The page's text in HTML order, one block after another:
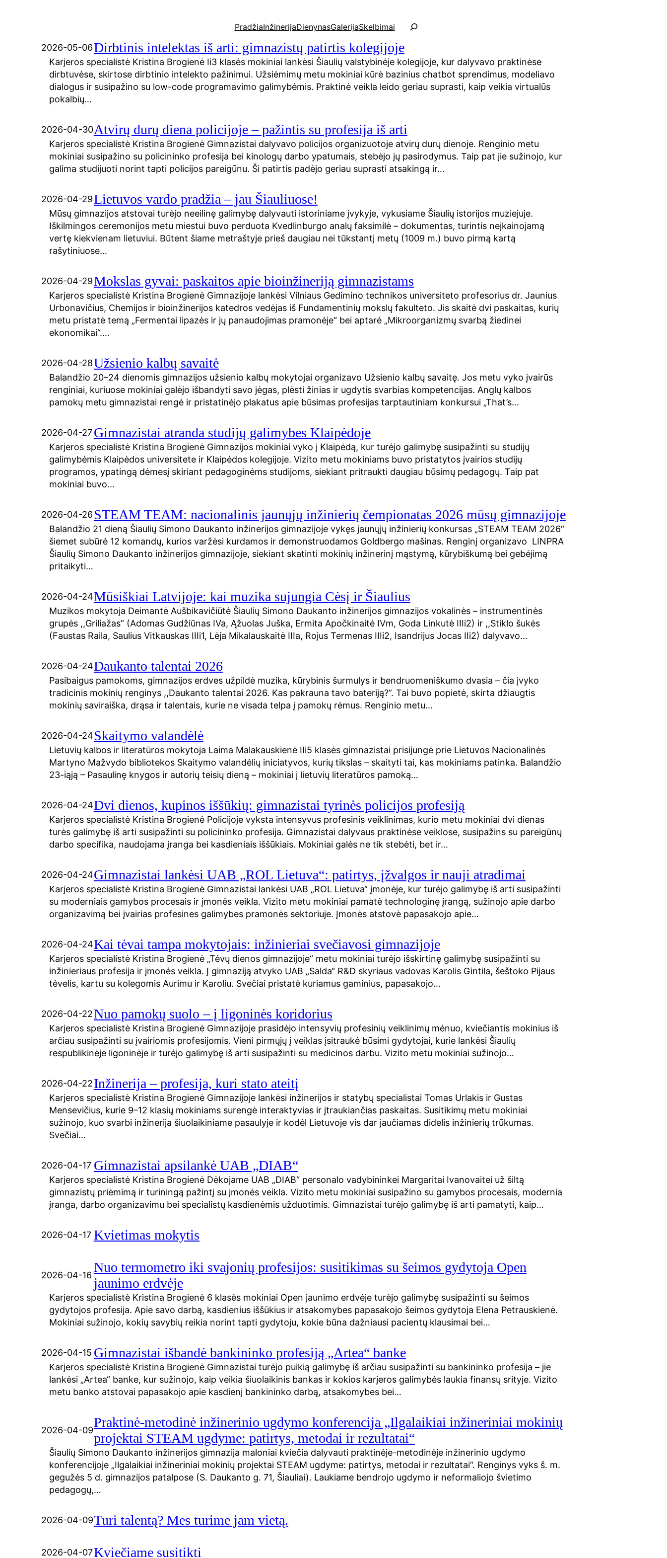
PradžiaInžinerijaDienynasGalerijaSkelbimai
a
i
e
2026-05-06Dirbtinis intelektas iš arti: gimnazistų patirtis kolegijoje
Karjeros specialistė Kristina Brogienė Ii3 klasės mokiniai lankėsi Šiaulių valstybinėje kolegijoje, kur dalyvavo praktinėse
dirbtuvėse, skirtose dirbtinio intelekto pažinimui. Užsiėmimų metu mokiniai kūrė bazinius chatbot sprendimus, modeliavo
dialogus ir susipažino su low-code programavimo galimybėmis. Praktinė veikla leido geriau suprasti, kaip veikia virtualūs
pokalbių…
2026-04-30Atvirų durų diena policijoje – pažintis su profesija iš arti
Karjeros specialistė Kristina Brogienė Gimnazistai dalyvavo policijos organizuotoje atvirų durų dienoje. Renginio metu
mokiniai susipažino su policininko profesija bei kinologų darbo ypatumais, stebėjo jų pasirodymus. Taip pat jie sužinojo, kur
galima studijuoti norint tapti policijos pareigūnu. Ši patirtis padėjo geriau suprasti atsakingą ir…
2026-04-29Lietuvos vardo pradžia – jau Šiauliuose!
Mūsų gimnazijos atstovai turėjo neeilinę galimybę dalyvauti istoriniame įvykyje, vykusiame Šiaulių istorijos muziejuje.
Iškilmingos ceremonijos metu miestui buvo perduota Kvedlinburgo analų faksimilė – dokumentas, turintis neįkainojamą
vertę kiekvienam lietuviui. Būtent šiame metraštyje prieš daugiau nei tūkstantį metų (1009 m.) buvo pirmą kartą
rašytiniuose…
2026-04-29Mokslas gyvai: paskaitos apie bioinžineriją gimnazistams
Karjeros specialistė Kristina Brogienė Gimnazijoje lankėsi Vilniaus Gedimino technikos universiteto profesorius dr. Jaunius
Urbonavičius, Chemijos ir bioinžinerijos katedros vedėjas iš Fundamentinių mokslų fakulteto. Jis skaitė dvi paskaitas, kurių
metu pristatė temą „Fermentai lipazės ir jų panaudojimas pramonėje“ bei aptarė „Mikroorganizmų svarbą žiedinei
ekonomikai“.…
2026-04-28Užsienio kalbų savaitė
Balandžio 20–24 dienomis gimnazijos užsienio kalbų mokytojai organizavo Užsienio kalbų savaitę. Jos metu vyko įvairūs
renginiai, kuriuose mokiniai galėjo išbandyti savo jėgas, plėsti žinias ir ugdytis svarbias kompetencijas. Anglų kalbos
pamokų metu gimnazistai rengė ir pristatinėjo plakatus apie būsimas profesijas tarptautiniam konkursui „That’s…
2026-04-27Gimnazistai atranda studijų galimybes Klaipėdoje
Karjeros specialistė Kristina Brogienė Gimnazijos mokiniai vyko į Klaipėdą, kur turėjo galimybę susipažinti su studijų
galimybėmis Klaipėdos universitete ir Klaipėdos kolegijoje. Vizito metu mokiniams buvo pristatytos įvairios studijų
programos, ypatingą dėmesį skiriant pedagoginėms studijoms, siekiant pritraukti daugiau būsimų pedagogų. Taip pat
mokiniai buvo…
2026-04-26STEAM TEAM: nacionalinis jaunųjų inžinierių čempionatas 2026 mūsų gimnazijoje
Balandžio 21 dieną Šiaulių Simono Daukanto inžinerijos gimnazijoje vykęs jaunųjų inžinierių konkursas „STEAM TEAM 2026“
šiemet subūrė 12 komandų, kurios varžėsi kurdamos ir demonstruodamos Goldbergo mašinas. Renginį organizavo LINPRA
Šiaulių Simono Daukanto inžinerijos gimnazijoje, siekiant skatinti mokinių inžinerinį mąstymą, kūrybiškumą bei gebėjimą
pritaikyti…
2026-04-24Mūsiškiai Latvijoje: kai muzika sujungia Cėsį ir Šiaulius
Muzikos mokytoja Deimantė Aušbikavičiūtė Šiaulių Simono Daukanto inžinerijos gimnazijos vokalinės – instrumentinės
grupės ,,Griliažas” (Adomas Gudžiūnas IVa, Ąžuolas Juška, Ermita Apočkinaitė IVm, Goda Linkutė IIIi2) ir ,,Stiklo šukės
(Faustas Raila, Saulius Vitkauskas IIIi1, Lėja Mikalauskaitė IIIa, Rojus Termenas IIIi2, Isandrijus Jocas IIi2) dalyvavo…
2026-04-24Daukanto talentai 2026
Pasibaigus pamokoms, gimnazijos erdves užpildė muzika, kūrybinis šurmulys ir bendruomeniškumo dvasia – čia įvyko
tradicinis mokinių renginys ,,Daukanto talentai 2026. Kas pakrauna tavo bateriją?”. Tai buvo popietė, skirta džiaugtis
mokinių saviraiška, drąsa ir talentais, kurie ne visada telpa į pamokų rėmus. Renginio metu…
2026-04-24Skaitymo valandėlė
Lietuvių kalbos ir literatūros mokytoja Laima Malakauskienė IIi5 klasės gimnazistai prisijungė prie Lietuvos Nacionalinės
Martyno Mažvydo bibliotekos Skaitymo valandėlių iniciatyvos, kurių tikslas – skaityti tai, kas mokiniams patinka. Balandžio
23-iąją – Pasaulinę knygos ir autorių teisių dieną – mokiniai į lietuvių literatūros pamoką…
2026-04-24Dvi dienos, kupinos iššūkių: gimnazistai tyrinės policijos profesiją
Karjeros specialistė Kristina Brogienė Policijoje vyksta intensyvus profesinis veiklinimas, kurio metu mokiniai dvi dienas
turės galimybę iš arti susipažinti su policininko profesija. Gimnazistai dalyvaus praktinėse veiklose, susipažins su pareigūnų
darbo specifika, naudojama įranga bei kasdieniais iššūkiais. Mokiniai galės ne tik stebėti, bet ir…
2026-04-24Gimnazistai lankėsi UAB „ROL Lietuva“: patirtys, įžvalgos ir nauji atradimai
Karjeros specialistė Kristina Brogienė Gimnazistai lankėsi UAB „ROL Lietuva“ įmonėje, kur turėjo galimybę iš arti susipažinti
su moderniais gamybos procesais ir įmonės veikla. Vizito metu mokiniai pamatė technologinę įrangą, sužinojo apie darbo
organizavimą bei įvairias profesines galimybes pramonės sektoriuje. Įmonės atstovė papasakojo apie…
2026-04-24Kai tėvai tampa mokytojais: inžinieriai svečiavosi gimnazijoje
Karjeros specialistė Kristina Brogienė „Tėvų dienos gimnazijoje“ metu mokiniai turėjo išskirtinę galimybę susipažinti su
inžinieriaus profesija ir įmonės veikla. Į gimnaziją atvyko UAB „Salda“ R&D skyriaus vadovas Karolis Gintila, šeštoko Pijaus
tėvelis, kartu su kolegomis Aurimu ir Karoliu. Svečiai pristatė kuriamus gaminius, papasakojo…
2026-04-22Nuo pamokų suolo – į ligoninės koridorius
Karjeros specialistė Kristina Brogienė Gimnazijoje prasidėjo intensyvių profesinių veiklinimų mėnuo, kviečiantis mokinius iš
arčiau susipažinti su įvairiomis profesijomis. Vieni pirmųjų į veiklas įsitraukė būsimi gydytojai, kurie lankėsi Šiaulių
respublikinėje ligoninėje ir turėjo galimybę iš arti susipažinti su medicinos darbu. Vizito metu mokiniai sužinojo…
2026-04-22Inžinerija – profesija, kuri stato ateitį
Karjeros specialistė Kristina Brogienė Gimnazijoje lankėsi inžinerijos ir statybų specialistai Tomas Urlakis ir Gustas
Mensevičius, kurie 9–12 klasių mokiniams surengė interaktyvias ir įtraukiančias paskaitas. Susitikimų metu mokiniai
sužinojo, kuo svarbi inžinerija šiuolaikiniame pasaulyje ir kodėl Lietuvoje vis dar jaučiamas didelis inžinierių trūkumas.
Svečiai…
2026-04-17 Gimnazistai apsilankė UAB „DIAB“
Karjeros specialistė Kristina Brogienė Dėkojame UAB „DIAB“ personalo vadybininkei Margaritai Ivanovaitei už šiltą
gimnazistų priėmimą ir turiningą pažintį su įmonės veikla. Vizito metu mokiniai susipažino su gamybos procesais, modernia
įranga, darbo organizavimu bei specialistų kasdienėmis užduotimis. Gimnazistai turėjo galimybę iš arti pamatyti, kaip…
2026-04-17 Kvietimas mokytis
2026-04-16
Nuo termometro iki svajonių profesijos: susitikimas su šeimos gydytoja Open
jaunimo erdvėje
Karjeros specialistė Kristina Brogienė 6 klasės mokiniai Open jaunimo erdvėje turėjo galimybę susipažinti su šeimos
gydytojos profesija. Apie savo darbą, kasdienius iššūkius ir atsakomybes papasakojo šeimos gydytoja Elena Petrauskienė.
Mokiniai sužinojo, kokių savybių reikia norint tapti gydytoju, kokie būna dažniausi pacientų klausimai bei…
2026-04-15 Gimnazistai išbandė bankininko profesiją „Artea“ banke
Karjeros specialistė Kristina Brogienė Gimnazistai turėjo puikią galimybę iš arčiau susipažinti su bankininko profesija – jie
lankėsi „Artea“ banke, kur sužinojo, kaip veikia šiuolaikinis bankas ir kokios karjeros galimybės laukia finansų srityje. Vizito
metu banko atstovai papasakojo apie kasdienį bankininko darbą, atsakomybes bei…
2026-04-09
Praktinė-metodinė inžinerinio ugdymo konferencija „Ilgalaikiai inžineriniai mokinių
projektai STEAM ugdyme: patirtys, metodai ir rezultatai“
Šiaulių Simono Daukanto inžinerijos gimnazija maloniai kviečia dalyvauti praktinėje-metodinėje inžinerinio ugdymo
konferencijoje „Ilgalaikiai inžineriniai mokinių projektai STEAM ugdyme: patirtys, metodai ir rezultatai“. Renginys vyks š. m.
gegužės 5 d. gimnazijos patalpose (S. Daukanto g. 71, Šiauliai). Laukiame bendrojo ugdymo ir neformaliojo švietimo
pedagogų,…
2026-04-09Turi talentą? Mes turime jam vietą.
2026-04-07Kviečiame susitikti